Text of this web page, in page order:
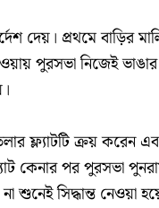
দেয়। প্রথমে বাড়ির
পুরসভা নিজেই
ফ্ল্যাটটি ক্রয় করেন
কেনার পর পুরসভা
সিদ্ধান্ত নেওয়া